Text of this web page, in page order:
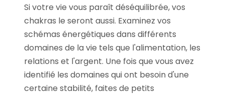
Si votre vie vous paraît déséquilibrée, vos
chakras le seront aussi. Examinez vos
schémas énergétiques dans différents
domaines de la vie tels que l'alimentation, les
relations et l'argent. Une fois que vous avez
identifié les domaines qui ont besoin d'une
certaine stabilité, faites de petits